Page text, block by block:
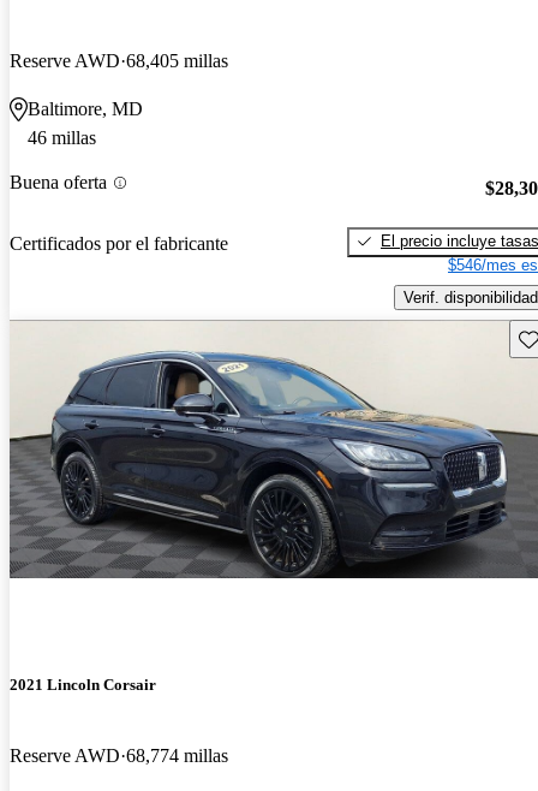
Reserve AWD 68,405 millas
Baltimore, MD
46 millas
Buena oferta
Certificados por el fabricante
El precio incluye tasas
$546/mes
Verif. disponibilidad
2021 Lincoln Corsair
Reserve AWD 68,774 millas